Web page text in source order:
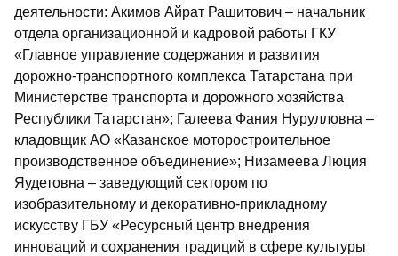
деятельности: Акимов Айрат Рашитович – начальник
отдела организационной и кадровой работы ГКУ
«Главное управление содержания и развития
дорожно-транспортного комплекса Татарстана при
Министерстве транспорта и дорожного хозяйства
Республики Татарстан»; Галеева Фания Нурулловна –
кладовщик АО «Казанское моторостроительное
производственное объединение»; Низамеева Люция
Яудетовна – заведующий сектором по
изобразительному и декоративно-прикладному
искусству ГБУ «Ресурсный центр внедрения
инноваций и сохранения традиций в сфере культуры